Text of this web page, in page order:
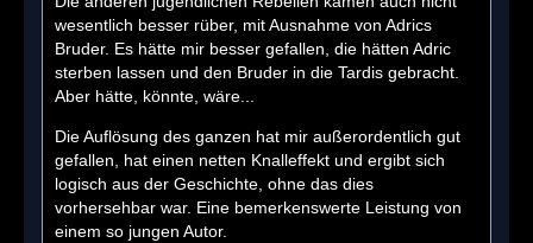
wesentlich besser rüber, mit Ausnahme von Adrics
Bruder. Es hätte mir besser gefallen, die hätten Adric
sterben lassen und den Bruder in die Tardis gebracht.
Aber hätte, könnte, wäre...
Die Auflösung des ganzen hat mir außerordentlich gut
gefallen, hat einen netten Knalleffekt und ergibt sich
logisch aus der Geschichte, ohne das dies
vorhersehbar war. Eine bemerkenswerte Leistung von
einem so jungen Autor.